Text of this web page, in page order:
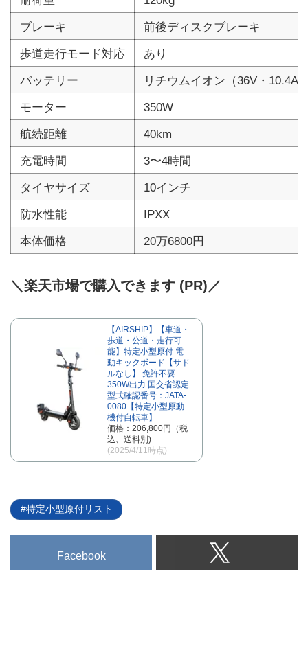
ブレーキ
前後ディスクブレーキ
歩道走行モード対応
あり
バッテリー
リチウムイオン（36V・10.4Ah
モーター
350W
航続距離
40km
充電時間
3〜4時間
タイヤサイズ
10インチ
防水性能
IPXX
本体価格
20万6800円
＼楽天市場で購入できます (PR)／
【AIRSHIP】【車道・
歩道・公道・走行可
能】特定小型原付 電
動キックボード【サド
ルなし】 免許不要
350W出力 国交省認定
型式確認番号：JATA-
0080【特定小型原動
機付自転車】
価格：206,800円（税
込、送料別)
(2025/4/11時点)
特定小型原付リスト
Facebook